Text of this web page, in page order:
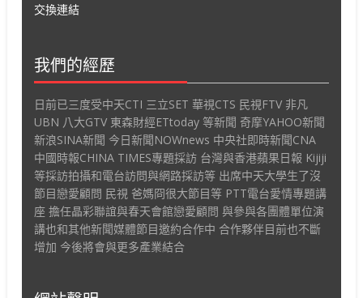
交換連結
我們的經歷
日前已三度受中天CTI 三立SET 華視CTS 民視FTV 非凡
UBN 八大GTV 東森財經ETtoday 等新聞 奇摩YAHOO新聞
新浪SINA新聞 今日新聞NOWnews 中央社即時新聞CNA
中國時報CHINA TIMES專題採訪 台灣與香港蘋果日報 Kijiji
等採訪拍攝和電台訪問與網路採訪等 出席中天大學生了沒
節目戀愛顧問 民視 爸媽冏很大節目等 PTT電台愛情專題講
座 擔任晶彩聯誼與春天會館戀愛顧問 與參與各團體單位演
講也和其他新聞媒體節目邀約合作中 合作夥伴目前也不斷
增加 今後將會與更多產業結合